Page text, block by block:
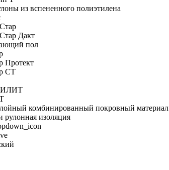
из вспененного полиэтилена
Дакт
пол
СТ
комбинированный покровный материал
рулонная изоляция